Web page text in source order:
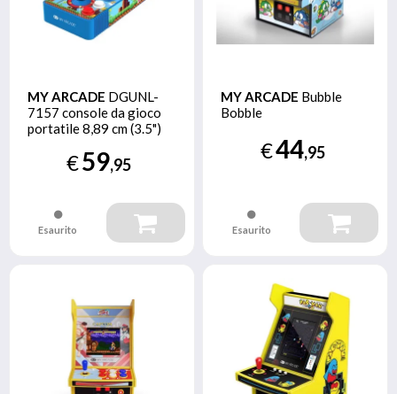
MY ARCADE DGUNL-
7157 console da gioco
portatile 8,89 cm (3.5")
€59,95
Esaurito
MY ARCADE Bubble
Bobble
€44,95
Esaurito